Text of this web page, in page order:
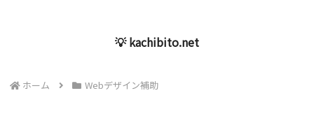
💡 kachibito.net
ホーム Webデザイン補助